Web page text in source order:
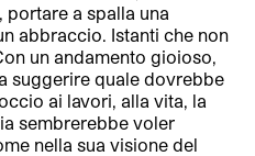
a spalla una
abbraccio. Istanti che non
un andamento gioioso,
suggerire quale dovrebbe
ai lavori, alla vita, la
sembrerebbe voler
nella sua visione del